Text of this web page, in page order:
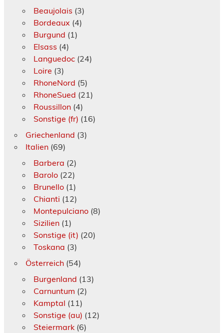
Beaujolais (3)
Bordeaux (4)
Burgund (1)
Elsass (4)
Languedoc(24)
Loire (3)
RhoneNord (5)
RhoneSued (21)
Roussillon(4)
Sonstige (fr) (16)
Griechenland (3)
Italien(69)
Barbera (2)
Barolo(22)
Brunello(1)
Chianti (12)
Montepulciano(8)
Sizilien(1)
Sonstige (it) (20)
Toskana (3)
Österreich(54)
Burgenland (13)
Carnuntum (2)
Kamptal (11)
Sonstige (au) (12)
Steiermark(6)